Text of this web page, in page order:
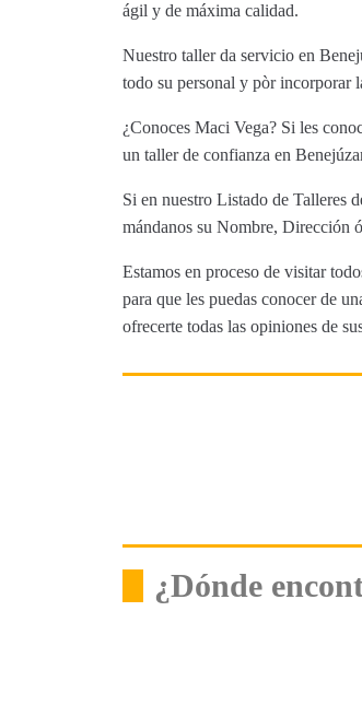
ágil y de máxima calidad.
Nuestro taller da servicio en
todo su personal y pòr incorporar
¿Conoces Maci Vega? Si les
un taller de confianza en
Si en nuestro Listado de Talleres
mándanos su Nombre, Dirección
Estamos en proceso de visitar
para que les puedas conocer de
ofrecerte todas las opiniones de
¿Dónde